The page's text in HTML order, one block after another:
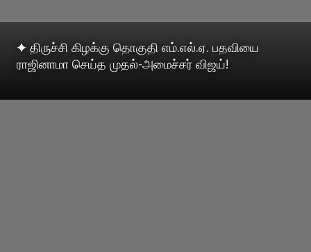
✦ திருச்சி கிழக்கு தொகுதி எம்.எல்.ஏ. பதவியை
ராஜினாமா செய்த முதல்-அமைச்சர் விஜய்!